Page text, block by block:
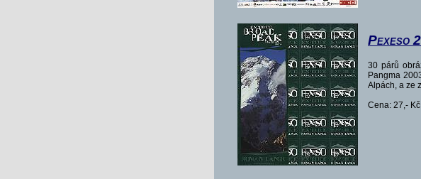
Pexeso
30 párů
Pangma
Alpách, a ze
Cena: 27,- Kč